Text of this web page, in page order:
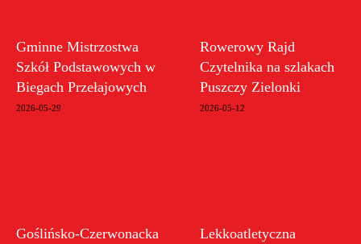
Gminne Mistrzostwa
Szkół Podstawowych w
Biegach Przełajowych
2026-05-29
Rowerowy Rajd
Czytelnika na szlakach
Puszczy Zielonki
2026-05-12
Goślińsko-Czerwonacka
Lekkoatletyczna